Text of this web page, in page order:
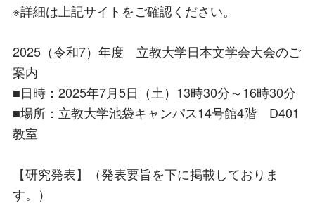
※詳細は上記サイトをご確認ください。
2025（令和7）年度 立教大学日本文学会大会のご
案内
■日時：2025年7月5日（土）13時30分～16時30分
■場所：立教大学池袋キャンパス14号館4階 D401
教室
【研究発表】（発表要旨を下に掲載しておりま
す。）